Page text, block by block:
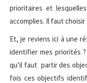
prioritaires et
accomplies. Il faut choisir
Et, je reviens ici à une
identifier mes priorités
qu’il faut partir des
fois ces objectifs